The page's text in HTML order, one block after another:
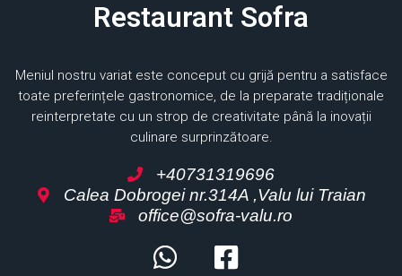
Restaurant Sofra
Meniul nostru variat este conceput cu grijă pentru a satisface
toate preferințele gastronomice, de la preparate tradiționale
reinterpretate cu un strop de creativitate până la inovații
culinare surprinzătoare.
+40731319696
Calea Dobrogei nr.314A ,Valu lui Traian
office@sofra-valu.ro